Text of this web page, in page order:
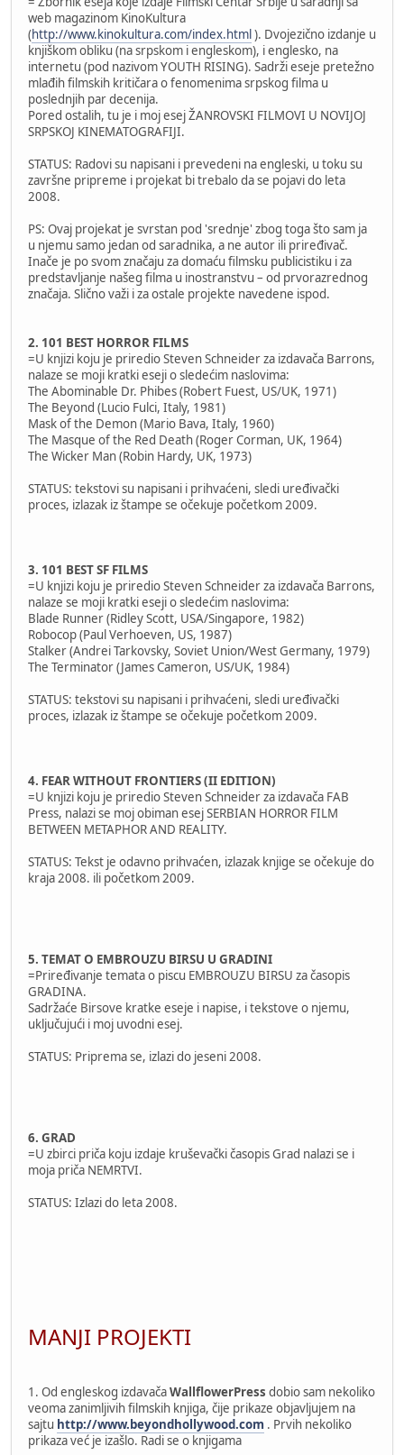
web magazinom KinoKultura
(http://www.kinokultura.com/index.html). Dvojezično izdanje u
knjiškom obliku (na srpskom i engleskom), i englesko, na
internetu (pod nazivom YOUTH RISING). Sadrži eseje pretežno
mlađih filmskih kritičara o fenomenima srpskog filma u
poslednjih par decenija.
Pored ostalih, tu je i moj esej ŽANROVSKI FILMOVI U NOVIJOJ
SRPSKOJ KINEMATOGRAFIJI.
STATUS: Radovi su napisani i prevedeni na engleski, u toku su
završne pripreme i projekat bi trebalo da se pojavi do leta
2008.
PS: Ovaj projekat je svrstan pod 'srednje' zbog toga što sam ja
u njemu samo jedan od saradnika, a ne autor ili priređivač.
Inače je po svom značaju za domaću filmsku publicistiku i za
predstavljanje našeg filma u inostranstvu – od prvorazrednog
značaja. Slično važi i za ostale projekte navedene ispod.
2. 101 BEST HORROR FILMS
=U knjizi koju je priredio Steven Schneider za izdavača Barrons,
nalaze se moji kratki eseji o sledećim naslovima:
The Abominable Dr. Phibes (Robert Fuest, US/UK, 1971)
The Beyond (Lucio Fulci, Italy, 1981)
Mask of the Demon (Mario Bava, Italy, 1960)
The Masque of the Red Death (Roger Corman, UK, 1964)
The Wicker Man (Robin Hardy, UK, 1973)
STATUS: tekstovi su napisani i prihvaćeni, sledi uređivački
proces, izlazak iz štampe se očekuje početkom 2009.
3. 101 BEST SF FILMS
=U knjizi koju je priredio Steven Schneider za izdavača Barrons,
nalaze se moji kratki eseji o sledećim naslovima:
Blade Runner (Ridley Scott, USA/Singapore, 1982)
Robocop (Paul Verhoeven, US, 1987)
Stalker (Andrei Tarkovsky, Soviet Union/West Germany, 1979)
The Terminator (James Cameron, US/UK, 1984)
STATUS: tekstovi su napisani i prihvaćeni, sledi uređivački
proces, izlazak iz štampe se očekuje početkom 2009.
4. FEAR WITHOUT FRONTIERS (II EDITION)
=U knjizi koju je priredio Steven Schneider za izdavača FAB
Press, nalazi se moj obiman esej SERBIAN HORROR FILM
BETWEEN METAPHOR AND REALITY.
STATUS: Tekst je odavno prihvaćen, izlazak knjige se očekuje do
kraja 2008. ili početkom 2009.
5. TEMAT O EMBROUZU BIRSU U GRADINI
=Priređivanje temata o piscu EMBROUZU BIRSU za časopis
GRADINA.
Sadržaće Birsove kratke eseje i napise, i tekstove o njemu,
uključujući i moj uvodni esej.
STATUS: Priprema se, izlazi do jeseni 2008.
6. GRAD
=U zbirci priča koju izdaje kruševački časopis Grad nalazi se i
moja priča NEMRTVI.
STATUS: Izlazi do leta 2008.
MANJI PROJEKTI
1. Od engleskog izdavačaWallflowerPress dobio sam nekoliko
veoma zanimljivih filmskih knjiga, čije prikaze objavljujem na
sajtu http://www.beyondhollywood.com . Prvih nekoliko
prikaza već je izašlo. Radi se o knjigama